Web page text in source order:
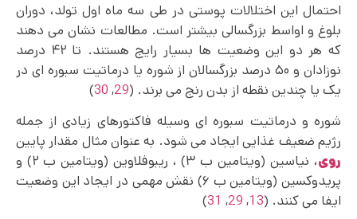
احتمال این اختلالات پوستی در طی سه ماه اول تولد، دوران
بلوغ و اواسط بزرگسالی بیشتر است. مطالعات نشان می‌ دهند
که هر دو این وضعیت ها بسیار رایج هستند. تا ۴۲ درصد
نوزادان و ۵۰ درصد بزرگسالان از شوره یا درماتیت سبوره ای در
یک یا چندین نقطه از بدن رنج می برند. (29
,
30
)
شوره و درماتیت سبوره ای وسیله فاکتورهای زیادی از جمله
رژیم ضعیف غذایی ایجاد می‌ شود. به عنوان مثال مقدار پایین
روی
، نیاسین (ویتامین ب ۳) ، ریبوفلاوین (ویتامین ب ۲) و
پریدوکسین (ویتامین ب ۶) نقش مهمی در ایجاد این وضعیت
ایفا می‌ کنند. (13
,
29
,
31
)